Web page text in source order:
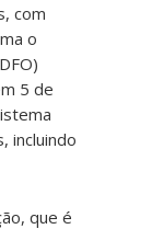
com
o
5 de
incluindo
que é